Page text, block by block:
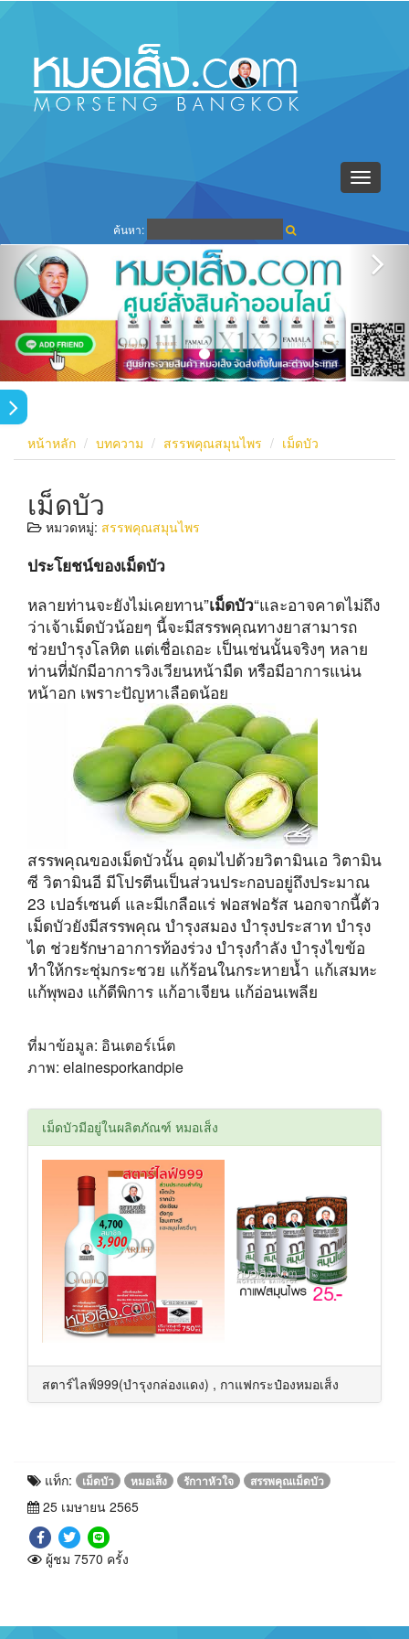
Toggle
ค้นหา:
หน้าหลัก บทความ สรรพคุณสมุนไพร เม็ดบัว
เม็ดบัว
หมวดหมู่: สรรพคุณสมุนไพร
ประโยชน์ของเม็ดบัว
หลายท่านจะยังไม่เคยทาน”เม็ดบัว“และอาจคาดไม่ถึง
ว่าเจ้าเม็ดบัวน้อยๆ นี้จะมีสรรพคุณทางยาสามารถ
ช่วยบำรุงโลหิต แต่เชื่อเถอะ เป็นเช่นนั้นจริงๆ หลาย
ท่านที่มักมีอาการวิงเวียนหน้ามืด หรือมีอาการแน่น
หน้าอก เพราะปัญหาเลือดน้อย
สรรพคุณของเม็ดบัวนั้น อุดมไปด้วยวิตามินเอ วิตามิน
ซี วิตามินอี มีโปรตีนเป็นส่วนประกอบอยู่ถึงประมาณ
23 เปอร์เซนต์ และมีเกลือแร่ ฟอสฟอรัส นอกจากนี้ตัว
เม็ดบัวยังมีสรรพคุณ บำรุงสมอง บำรุงประสาท บำรุง
ไต ช่วยรักษาอาการท้องร่วง บำรุงกำลัง บำรุงไขข้อ
ทำให้กระชุ่มกระชวย แก้ร้อนในกระหายน้ำ แก้เสมหะ
แก้พุพอง แก้ดีพิการ แก้อาเจียน แก้อ่อนเพลีย
ที่มาข้อมูล: อินเตอร์เน็ต
ภาพ: elainesporkandpie
เม็ดบัวมีอยู่ในผลิตภัณฑ์ หมอเส็ง
สตาร์ไลฟ์999(บำรุงกล่องแดง) , กาแฟกระป๋องหมอเส็ง
แท็ก: เม็ดบัว หมอเส็ง รักาาหัวใจ สรรพคุณเม็ดบัว
25 เมษายน 2565
ผู้ชม 7570 ครั้ง